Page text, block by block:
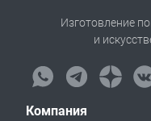
Изготовление
и
Компания